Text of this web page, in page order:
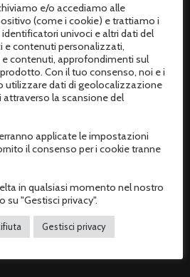
di vendita
e/o accediamo alle
(come i cookie) e trattiamo i
univoci e altri dati del
e contenuti personalizzati,
contenuti, approfondimenti sul
Con il tuo consenso, noi e i
utilizzare dati di geolocalizzazione
la scansione del
applicate le impostazioni
il consenso per i cookie tranne
in qualsiasi momento nel nostro
su "Gestisci privacy".
Gestisci privacy